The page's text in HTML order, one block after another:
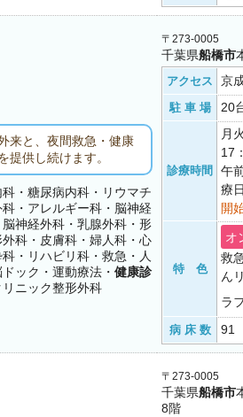
来と、夜間救急・健康
提供し続けます。
・糖尿病内科・リウマチ
・アレルギー科・脳神経
神経外科・乳腺外科・形
科・皮膚科・婦人科・心
・リハビリ科・救急・人
ドック・運動療法・健康診
リニック整形外科
〒273-0005
千葉県船橋市
アクセス 京
駐 車 場 20
診療時間
月
17
午
療
開
特 色
オ
救
ん
ラ
病 床 数 91
〒273-0005
千葉県船橋市
8階